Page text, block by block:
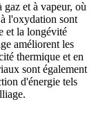
gaz et à vapeur, où
à l'oxydation sont
et la longévité
améliorent les
thermique et en
sont également
d'énergie tels
.